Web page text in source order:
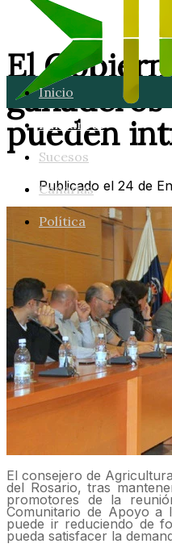
Inicio
Lanzarote
Sucesos
Canarias
Política
El
pueden
Publicado el 24 de
El consejero de
del Rosario, tras
promotores de la
Comunitario de Apoyo a
puede ir reduciendo de
pueda satisfacer la